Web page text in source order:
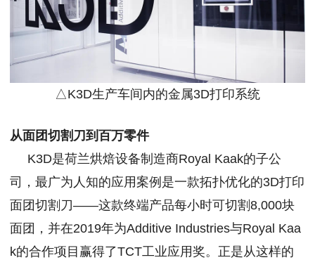
△K3D生产车间内的金属3D打印系统
从面团切割刀到百万零件
K3D是荷兰烘焙设备制造商Royal Kaak的子公
司，最广为人知的应用案例是一款拓扑优化的3D打印
面团切割刀——这款终端产品每小时可切割8,000块
面团，并在2019年为Additive Industries与Royal Kaa
k的合作项目赢得了TCT工业应用奖。正是从这样的